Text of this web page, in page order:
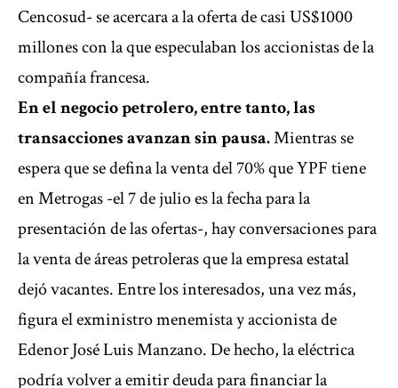
Cencosud- se acercara a la oferta de casi US$1000
millones con la que especulaban los accionistas de la
compañía francesa.
En el negocio petrolero, entre tanto, las
transacciones avanzan sin pausa.Mientras se
espera que se defina la venta del 70% que YPF tiene
en Metrogas -el 7 de julio es la fecha para la
presentación de las ofertas-, hay conversaciones para
la venta de áreas petroleras que la empresa estatal
dejó vacantes. Entre los interesados, una vez más,
figura el exministro menemista y accionista de
Edenor José Luis Manzano. De hecho, la eléctrica
podría volver a emitir deuda para financiar la